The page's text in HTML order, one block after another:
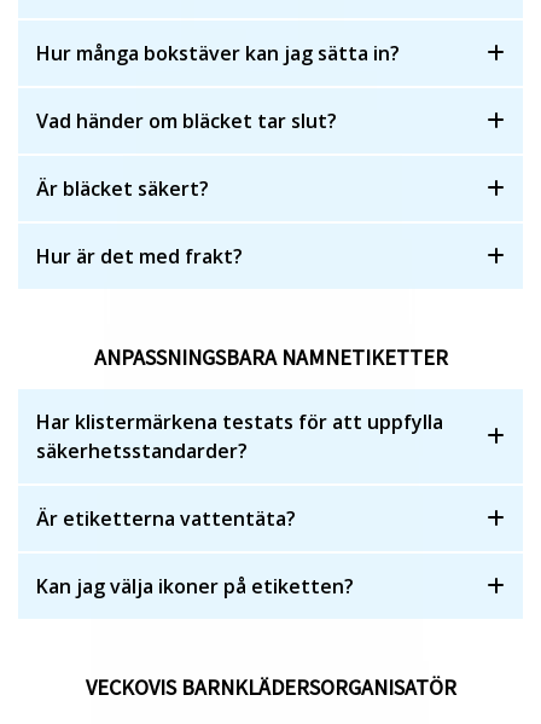
Hur många bokstäver kan jag sätta in?
Vad händer om bläcket tar slut?
Är bläcket säkert?
Hur är det med frakt?
ANPASSNINGSBARA NAMNETIKETTER
Har klistermärkena testats för att uppfylla
säkerhetsstandarder?
Är etiketterna vattentäta?
Kan jag välja ikoner på etiketten?
VECKOVIS BARNKLÄDERSORGANISATÖR